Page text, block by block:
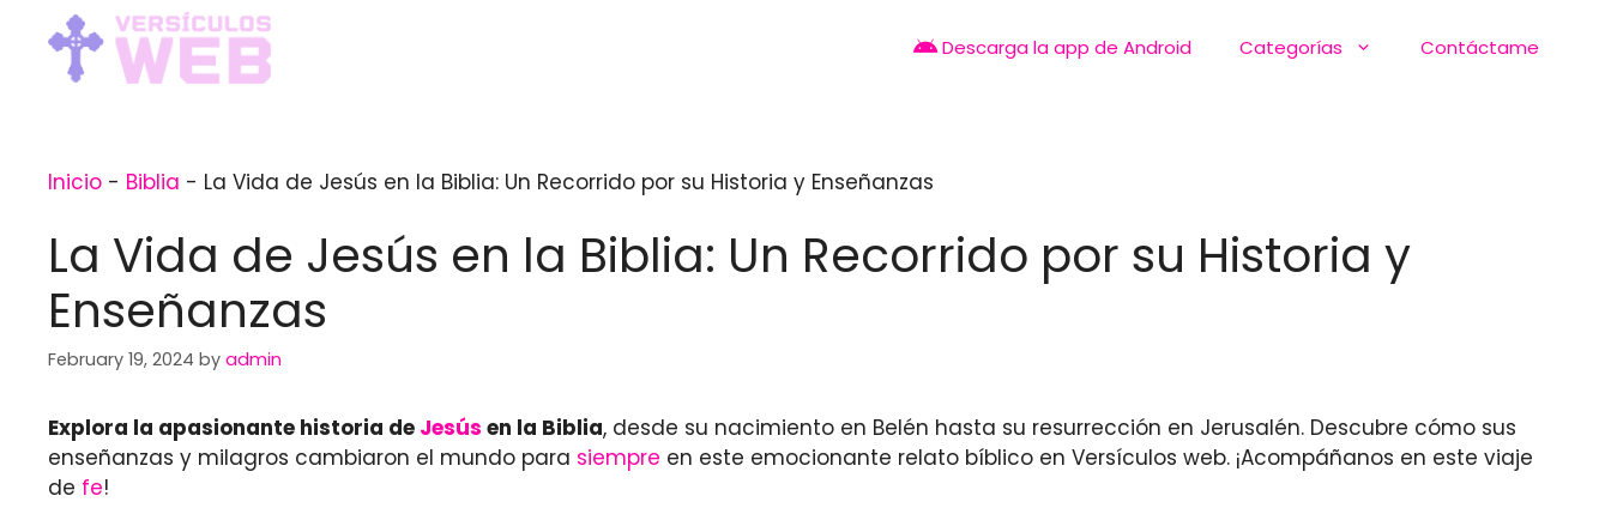
content
Descarga la app de Android Categorías Contáctame
Inicio - Biblia - La Vida de Jesús en la Biblia: Un Recorrido por su Historia y Enseñanzas
La Vida de Jesús en la Biblia: Un Recorrido por su Historia y
Enseñanzas
February 19, 2024 by admin
Explora la apasionante historia de Jesús en la Biblia, desde su nacimiento en Belén hasta su resurrección en Jerusalén. Descubre cómo sus
enseñanzas y milagros cambiaron el mundo para siempre en este emocionante relato bíblico en Versículos web. ¡Acompáñanos en este viaje
de fe!